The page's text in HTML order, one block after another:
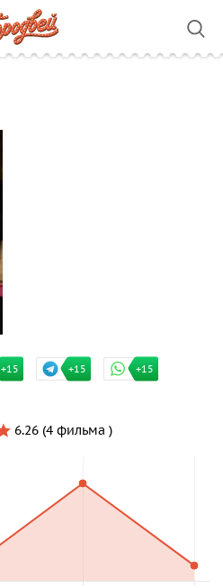
+15 +15 +15
6.26 (4 фильма )